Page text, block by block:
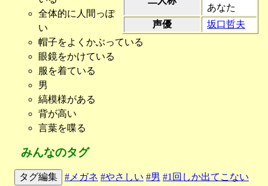
あなた
声優
坂口哲夫
全体的に人間っぽ
い
帽子をよくかぶっている
眼鏡をかけている
服を着ている
男
縞模様がある
背が高い
言葉を喋る
みんなのタグ
タグ編集 #メガネ #やさしい #男 #1回しか出てこない